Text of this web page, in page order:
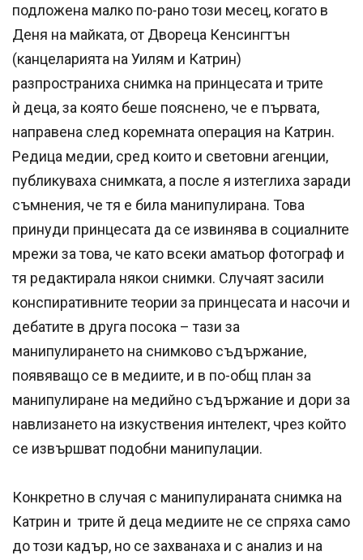
подложена малко по-рано този месец, когато в
Деня на майката, от Двореца Кенсингтън
(канцеларията на Уилям и Катрин)
разпространиха снимка на принцесата и трите
ѝ деца, за която беше пояснено, че е първата,
направена след коремната операция на Катрин.
Редица медии, сред които и световни агенции,
публикуваха снимката, а после я изтеглиха заради
съмнения, че тя е била манипулирана. Това
принуди принцесата да се извинява в социалните
мрежи за това, че като всеки аматьор фотограф и
тя редактирала някои снимки. Случаят засили
конспиративните теории за принцесата и насочи и
дебатите в друга посока – тази за
манипулирането на снимково съдържание,
появяващо се в медиите, и в по-общ план за
манипулиране на медийно съдържание и дори за
навлизането на изкуствения интелект, чрез който
се извършват подобни манипулации.
Конкретно в случая с манипулираната снимка на
Катрин и трите й деца медиите не се спряха само
до този кадър, но се захванаха и с анализ и на